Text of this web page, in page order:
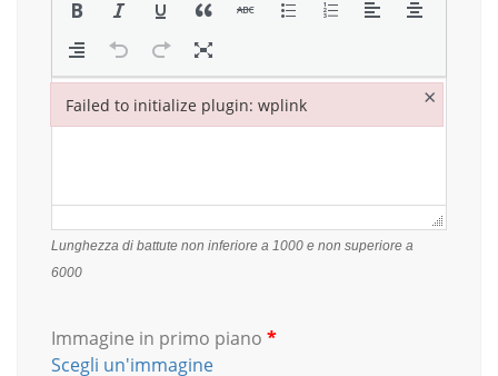
Lunghezza di battute non inferiore a 1000 e non superiore a
6000
Immagine in primo piano *
Scegli un'immagine
Failed to initialize plugin: wplink ×
Failed to initialize plugin: wplink